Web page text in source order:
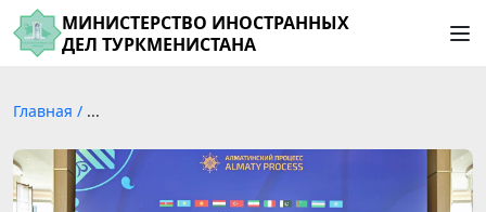
МИНИСТЕРСТВО ИНОСТРАННЫХ
ДЕЛ ТУРКМЕНИСТАНА
Главная / ...